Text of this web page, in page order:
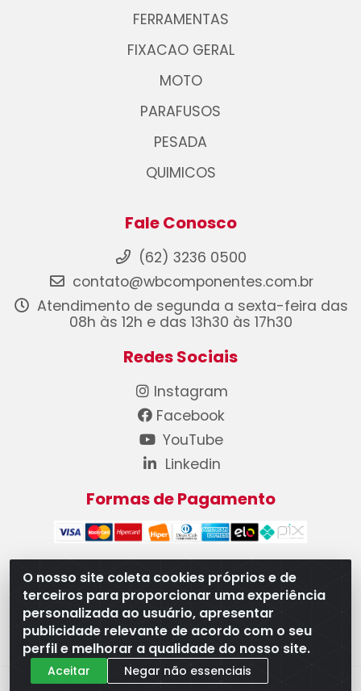
O nosso site coleta cookies próprios e de
terceiros para proporcionar uma experiência
personalizada ao usuário, apresentar
publicidade relevante de acordo com o seu
perfil e melhorar a qualidade do nosso site.
Aceitar
Negar não essenciais
FERRAMENTAS
FIXACAO GERAL
MOTO
PARAFUSOS
PESADA
QUIMICOS
Fale Conosco
(62) 3236 0500
contato@wbcomponentes.com.br
Atendimento de segunda a sexta-feira das
08h às 12h e das 13h30 às 17h30
Redes Sociais
Instagram
Facebook
YouTube
Linkedin
Formas de Pagamento
WB Componentes Automotivos LTDA - CNPJ
08.528.393/0001-12 - Rua do Níquel, 667 - Parque
Oeste Industrial, Goiânia/GO - CEP 74375-660